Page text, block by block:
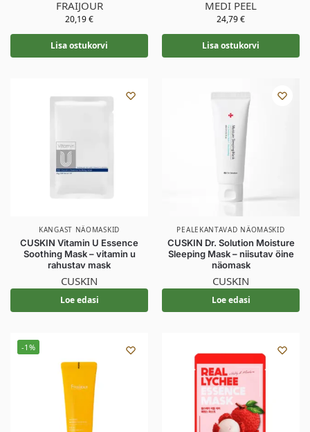
FRAIJOUR
20,19€
Lisa ostukorvi
MEDI PEEL
24,79€
Lisa ostukorvi
KANGAST NÄOMASKID
CUSKIN Vitamin U Essence
Soothing Mask – vitamin u
rahustav mask
CUSKIN
Loe edasi
PEALEKANTAVAD NÄOMASKID
CUSKIN Dr. Solution Moisture
Sleeping Mask – niisutav öine
näomask
CUSKIN
Loe edasi
-1%